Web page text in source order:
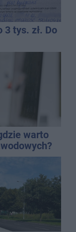
3 tys. zł. Do
warto